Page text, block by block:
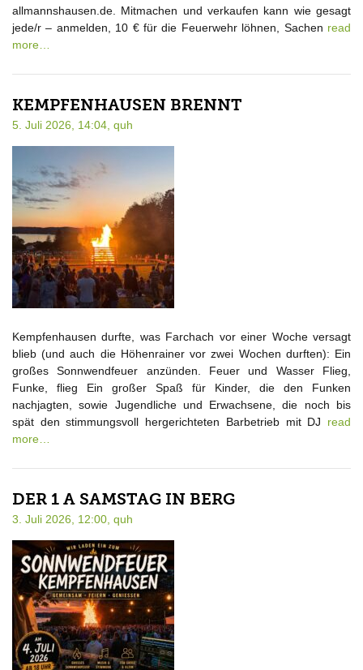
allmannshausen.de. Mitmachen und verkaufen kann wie gesagt
jede/r – anmelden, 10 € für die Feuerwehr löhnen, Sachen read
more…
KEMPFENHAUSEN BRENNT
5. Juli 2026, 14:04, quh
Kempfenhausen durfte, was Farchach vor einer Woche versagt
blieb (und auch die Höhenrainer vor zwei Wochen durften): Ein
großes Sonnwendfeuer anzünden. Feuer und Wasser Flieg,
Funke, flieg Ein großer Spaß für Kinder, die den Funken
nachjagten, sowie Jugendliche und Erwachsene, die noch bis
spät den stimmungsvoll hergerichteten Barbetrieb mit DJ read
more…
DER 1 A SAMSTAG IN BERG
3. Juli 2026, 12:00, quh